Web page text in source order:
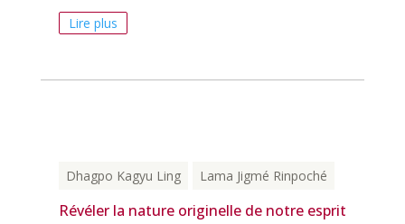
Lire plus
Dhagpo Kagyu Ling Lama Jigmé Rinpoché
Révéler la nature originelle de notre esprit